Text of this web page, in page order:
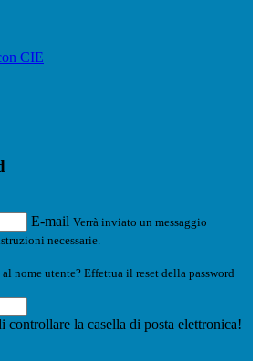
CIE
E-mail Verrà inviato un messaggio
necessarie.
nome utente? Effettua il reset della password
controllare la casella di posta elettronica!